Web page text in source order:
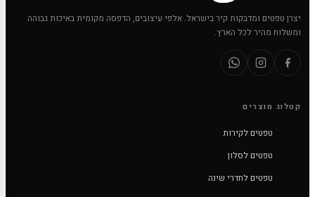
יצרן טפטים ומדבקות קיר בישראל. אלפי עיצובים, הדפסה מקומית באיכות גבוהה
ומשלוח מהיר לכל הארץ.
קטלוג מוצרים
טפטים לקירות
טפטים לסלון
טפטים לחדרי שינה